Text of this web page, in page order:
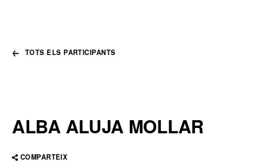
TOTS ELS PARTICIPANTS
ALBA ALUJA MOLLAR
COMPARTEIX